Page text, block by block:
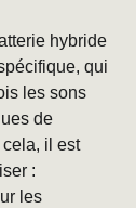
hybride
qui
les sons
de
cela, il est
:
les